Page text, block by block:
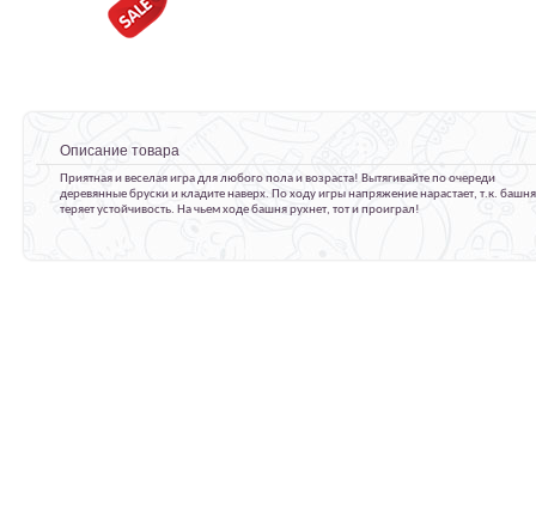
Описание товара
Приятная и веселая игра для любого пола и возраста! Вытягивайте по очереди
деревянные бруски и кладите наверх. По ходу игры напряжение нарастает, т.к. башня
теряет устойчивость. На чьем ходе башня рухнет, тот и проиграл!